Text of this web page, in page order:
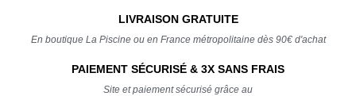
LIVRAISON GRATUITE
En boutique La Piscine ou en France métropolitaine dès 90€ d'achat
PAIEMENT SÉCURISÉ & 3X SANS FRAIS
Site et paiement sécurisé grâce au